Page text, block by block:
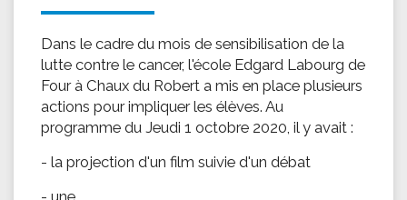
Dans le cadre du mois de sensibilisation de la
lutte contre le cancer, l'école Edgard Labourg de
Four à Chaux du Robert a mis en place plusieurs
actions pour impliquer les élèves. Au
programme du Jeudi 1 octobre 2020, il y avait :
- la projection d'un film suivie d'un débat